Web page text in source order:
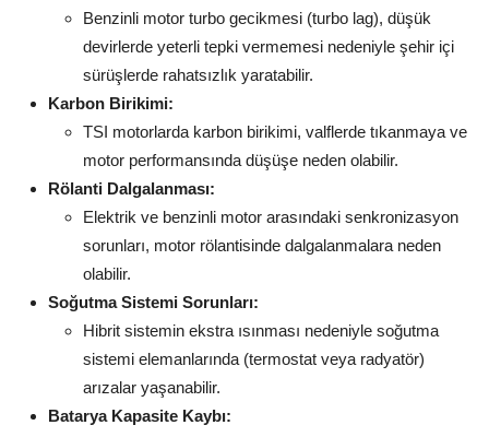
Benzinli motor turbo gecikmesi (turbo lag), düşük
devirlerde yeterli tepki vermemesi nedeniyle şehir içi
sürüşlerde rahatsızlık yaratabilir.
Karbon Birikimi:
TSI motorlarda karbon birikimi, valflerde tıkanmaya ve
motor performansında düşüşe neden olabilir.
Rölanti Dalgalanması:
Elektrik ve benzinli motor arasındaki senkronizasyon
sorunları, motor rölantisinde dalgalanmalara neden
olabilir.
Soğutma Sistemi Sorunları:
Hibrit sistemin ekstra ısınması nedeniyle soğutma
sistemi elemanlarında (termostat veya radyatör)
arızalar yaşanabilir.
Batarya Kapasite Kaybı: